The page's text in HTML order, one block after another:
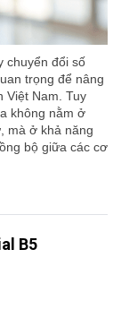
chuyển đổi số
trọng để nâng
Việt Nam. Tuy
không nằm ở
mà ở khả năng
bộ giữa các cơ
B5